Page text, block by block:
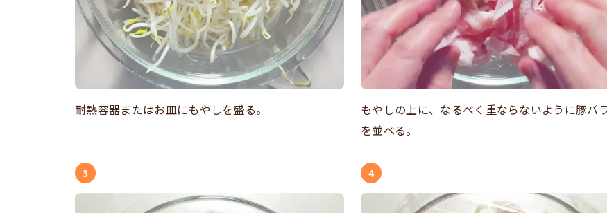
耐熱容器またはお皿にもやしを盛る。
もやしの上に、なるべく重ならないように豚バ
を並べる。